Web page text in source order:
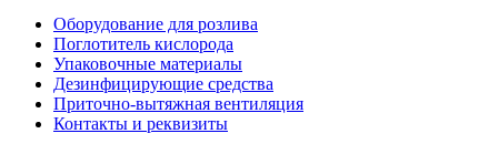
Оборудование для розлива
Поглотитель кислорода
Упаковочные материалы
Дезинфицирующие средства
Приточно-вытяжная вентиляция
Контакты и реквизиты